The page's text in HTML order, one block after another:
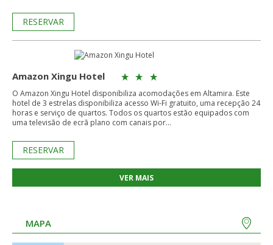
RESERVAR
Amazon Xingu Hotel
O Amazon Xingu Hotel disponibiliza acomodações em Altamira. Este
hotel de 3 estrelas disponibiliza acesso Wi-Fi gratuito, uma recepção 24
horas e serviço de quartos. Todos os quartos estão equipados com
uma televisão de ecrã plano com canais por...
RESERVAR
VER MAIS
MAPA